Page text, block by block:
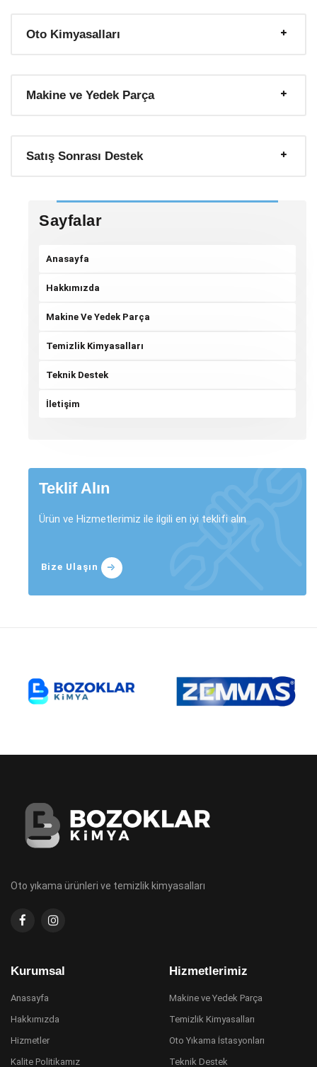
Oto Kimyasalları
Makine ve Yedek Parça
Satış Sonrası Destek
Sayfalar
Anasayfa
Hakkımızda
Makine Ve Yedek Parça
Temizlik Kimyasalları
Teknik Destek
İletişim
Teklif Alın
Ürün ve Hizmetlerimiz ile ilgili en iyi teklifi alın
Bize Ulaşın
Oto yıkama ürünleri ve temizlik kimyasalları
Kurumsal
Anasayfa
Hakkımızda
Hizmetler
Kalite Politikamız
Hizmetlerimiz
Makine ve Yedek Parça
Temizlik Kimyasalları
Oto Yıkama İstasyonları
Teknik Destek